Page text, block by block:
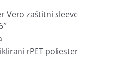
Vero zaštitni sleeve
rPET poliester